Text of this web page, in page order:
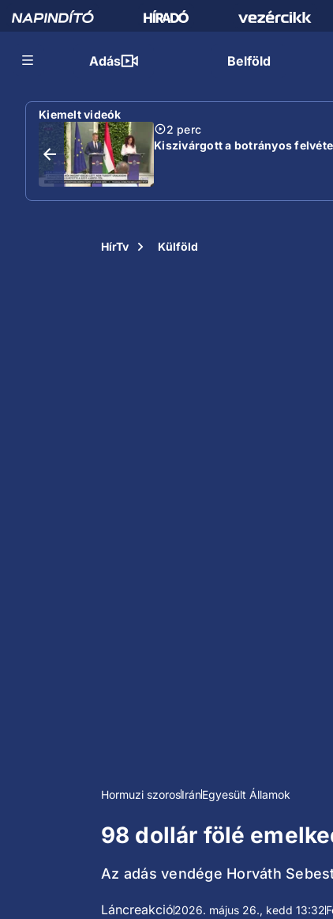
Adás Belföld
Kiemelt videók
2 perc
Kiszivárgott a botrányos
HírTv Külföld
Hormuzi szorosIránEgyesült Államok
98 dollár fölé
Az adás vendége Horváth
Láncreakció2026. május 26., kedd 13:32